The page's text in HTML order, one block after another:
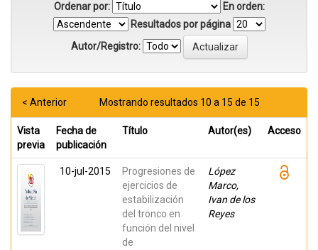
Ordenar por:
En orden:
Resultados por página
Autor/Registro:
Mostrando resultados 10 a 15 de 15
< Anterior
Vista
previa
Fecha de
publicación
Título Autor(es) Acceso
10-jul-2015
Progresiones de
ejercicios de
estabilización
del tronco en
función del nivel
de
López
Marco,
Ivan de los
Reyes